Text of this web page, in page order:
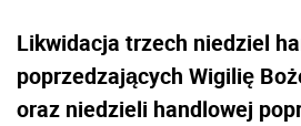
Likwidacja trzech niedziel
poprzedzających Wigilię
oraz niedzieli handlowej